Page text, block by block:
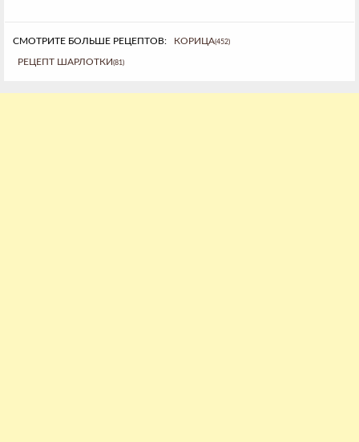
СМОТРИТЕ БОЛЬШЕ РЕЦЕПТОВ: КОРИЦА(452)
РЕЦЕПТ ШАРЛОТКИ(81)